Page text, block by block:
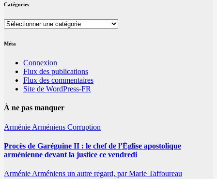
Catégories
Catégories
Méta
Connexion
Flux des publications
Flux des commentaires
Site de WordPress-FR
À ne pas manquer
Arménie Arméniens Corruption
Procès de Garéguine II : le chef de l’Église apostolique
arménienne devant la justice ce vendredi
Arménie Arméniens un autre regard, par Marie Taffoureau